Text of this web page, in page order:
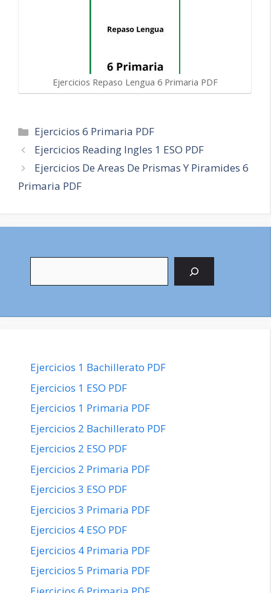
Ejercicios Repaso Lengua 6 Primaria PDF
Categorías
Ejercicios 6 Primaria PDF
Navegación
de
entradas
Ejercicios Reading Ingles 1 ESO PDF
Ejercicios De Areas De Prismas Y Piramides 6
Primaria PDF
Ejercicios 1 Bachillerato PDF
Ejercicios 1 ESO PDF
Ejercicios 1 Primaria PDF
Ejercicios 2 Bachillerato PDF
Ejercicios 2 ESO PDF
Ejercicios 2 Primaria PDF
Ejercicios 3 ESO PDF
Ejercicios 3 Primaria PDF
Ejercicios 4 ESO PDF
Ejercicios 4 Primaria PDF
Ejercicios 5 Primaria PDF